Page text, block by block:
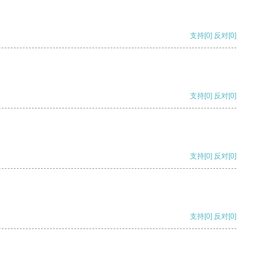
支持[0] 反对[0]
支持[0] 反对[0]
支持[0] 反对[0]
支持[0] 反对[0]